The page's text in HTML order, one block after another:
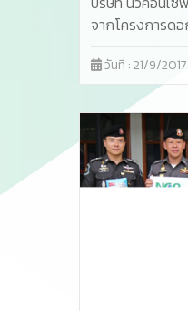
จากโครงการด
สังคม เพื่อนำไ
พระบรมศพ พระ
อดุลยเดช
วันที่ : 21/9/2017